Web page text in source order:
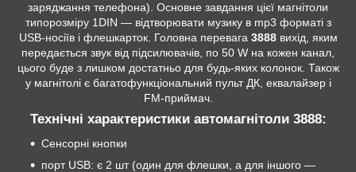
заряджання телефона). Основне завдання цієї магнітоли
типорозміру 1DIN — відтворювати музику в mp3 форматі з
USB-носіїв і флешкарток. Головна перевага 3888вихід, яким
передається звук від підсилювачів, по 50 W на кожен канал,
цього буде з лишком достатньо для будь-яких колонок. Також
у магнітолі є багатофункціональний пульт ДК, еквалайзер і
FM-приймач.
Технічні характеристики автомагнітоли 3888:
Сенсорні кнопки
порт USB: є 2 шт (один для флешки, а для іншого —